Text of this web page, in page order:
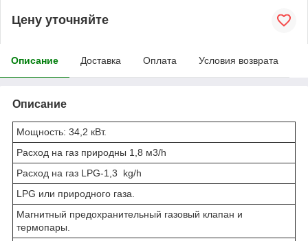
Цену уточняйте
Описание Доставка Оплата Условия возврата
Описание
Мощность: 34,2 кВт.
Расход на газ природны 1,8 м3/h
Расход на газ LPG-1,3 kg/h
LPG или природного газа.
Магнитный предохранительный газовый клапан и
термопары.